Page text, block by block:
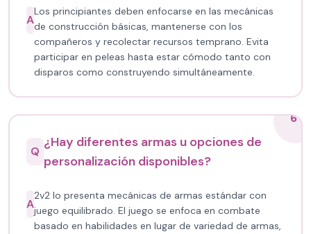
A
Los principiantes deben enfocarse en las mecánicas
de construcción básicas, mantenerse con los
compañeros y recolectar recursos temprano. Evita
participar en peleas hasta estar cómodo tanto con
disparos como construyendo simultáneamente.
6
Q
¿Hay diferentes armas u opciones de
personalización disponibles?
A
2v2 Io presenta mecánicas de armas estándar con
juego equilibrado. El juego se enfoca en combate
basado en habilidades en lugar de variedad de armas,